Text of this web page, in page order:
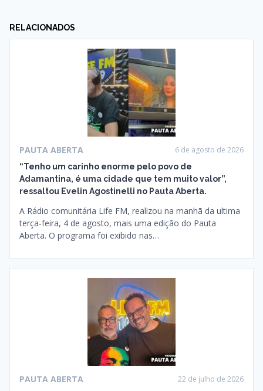
RELACIONADOS
PAUTA ABERTA 6 de agosto de 2026
“Tenho um carinho enorme pelo povo de
Adamantina, é uma cidade que tem muito valor”,
ressaltou Evelin Agostinelli no Pauta Aberta.
A Rádio comunitária Life FM, realizou na manhã da ultima
terça-feira, 4 de agosto, mais uma edição do Pauta
Aberta. O programa foi exibido nas…
PAUTA ABERTA 22 de julho de 2026